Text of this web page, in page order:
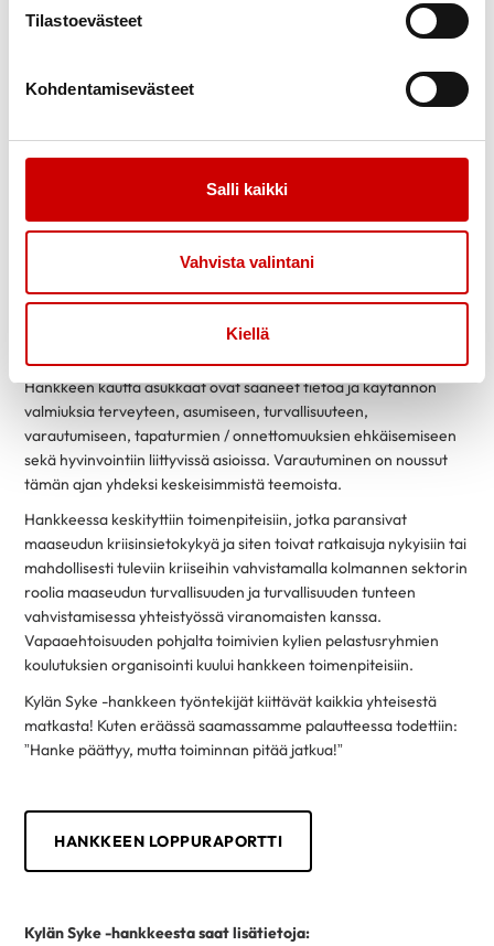
Tilastoevästeet
Kohdentamisevästeet
Salli kaikki
Vahvista valintani
Kiellä
Kylän syke -hanke
Pohjois-Karjalan ELY – keskuksen sekä Maakuntaliiton
tulevaisuusrahaston rahoittama yleishyödyllinen
vapaaehtoistoimintaa osaksi eri toimijoiden yhteistä
verkostoa erityisesti harvaan asutuilla alueilla. Hankkeen
hankkeessa haluttiin vahvistaa erilaisia naapuriapu-rinkejä
kylillä sekä luoda uusia turvallisuussuunnitelmia ja päivittää
Hankkeen kautta asukkaat ovat saaneet tietoa ja käytännön
valmiuksia terveyteen, asumiseen, turvallisuuteen,
varautumiseen, tapaturmien / onnettomuuksien ehkäisemiseen
sekä hyvinvointiin liittyvissä asioissa. Varautuminen on noussut
tämän ajan yhdeksi keskeisimmistä teemoista.
Hankkeessa keskityttiin toimenpiteisiin, jotka paransivat
maaseudun kriisinsietokykyä ja siten toivat ratkaisuja nykyisiin tai
mahdollisesti tuleviin kriiseihin vahvistamalla kolmannen sektorin
roolia maaseudun turvallisuuden ja turvallisuuden tunteen
vahvistamisessa yhteistyössä viranomaisten kanssa.
Vapaaehtoisuuden pohjalta toimivien kylien pelastusryhmien
koulutuksien organisointi kuului hankkeen toimenpiteisiin.
Kylän Syke -hankkeen työntekijät kiittävät kaikkia yhteisestä
matkasta! Kuten eräässä saamassamme palautteessa todettiin:
”Hanke päättyy, mutta toiminnan pitää jatkua!”
HANKKEEN LOPPURAPORTTI
Kylän Syke -hankkeesta saat lisätietoja: